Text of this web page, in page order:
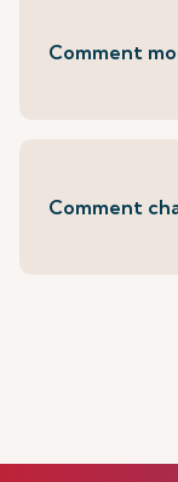
Comment
Comment